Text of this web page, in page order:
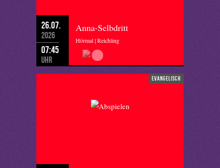
26.07.
2026
07:45
Uhr
Anna-Selbdritt
Hörmal | Reichling
evangelisch